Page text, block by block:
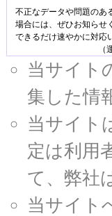
不正なデータや問題のあ
場合には、ぜひお知らせ
できるだけ速やかに対応
（
当サイト
集した情
当サイト
定は利用
て、弊社
当サイト